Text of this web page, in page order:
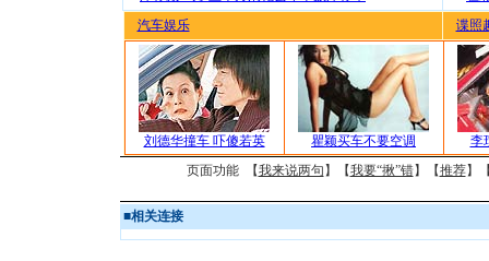
汽车娱乐
谍照
刘德华撞车 吓傻若英 瞿颖买车不要空调
李
页面功能 【我来说两句 】【我要“揪”错】【推荐】
■相关连接